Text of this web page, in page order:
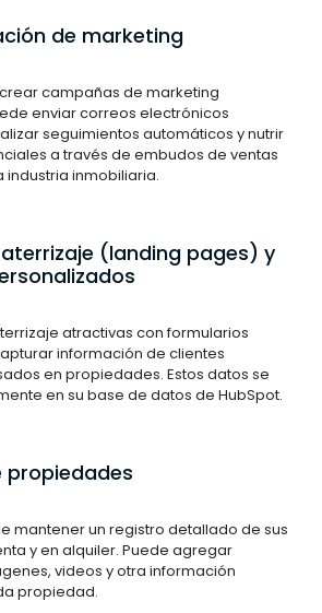
de marketing
campañas de marketing
enviar correos electrónicos
seguimientos automáticos y nutrir
a través de embudos de ventas
inmobiliaria.
(landing pages) y
atractivas con formularios
información de clientes
en propiedades. Estos datos se
en su base de datos de HubSpot.
propiedades
mantener un registro detallado de sus
y en alquiler. Puede agregar
videos y otra información
propiedad.